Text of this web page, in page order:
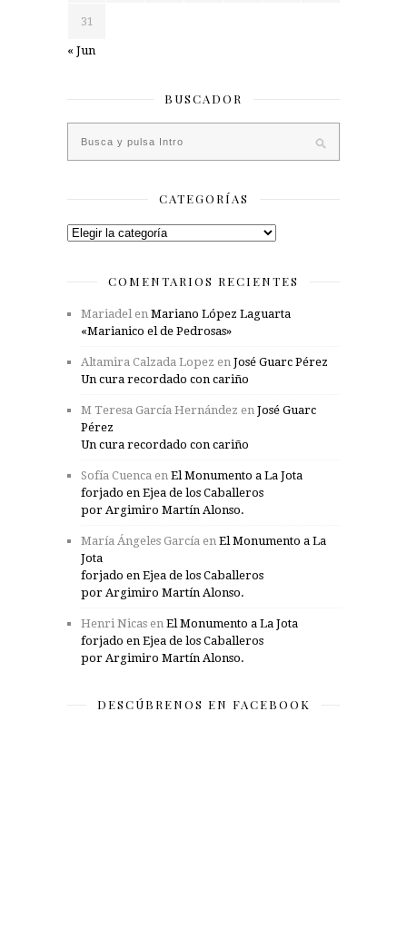
31
« Jun
BUSCADOR
CATEGORÍAS
Categorías
COMENTARIOS RECIENTES
Mariadelen Mariano López Laguarta
«Marianico el de Pedrosas»
Altamira Calzada Lopez en José Guarc Pérez
Un cura recordado con cariño
M Teresa García Hernández en José Guarc
Pérez
Un cura recordado con cariño
Sofía Cuenca en El Monumento a La Jota
forjado en Ejea de los Caballeros
por Argimiro Martín Alonso.
María Ángeles García en El Monumento a La
Jota
forjado en Ejea de los Caballeros
por Argimiro Martín Alonso.
Henri Nicas en El Monumento a La Jota
forjado en Ejea de los Caballeros
por Argimiro Martín Alonso.
DESCÚBRENOS EN FACEBOOK